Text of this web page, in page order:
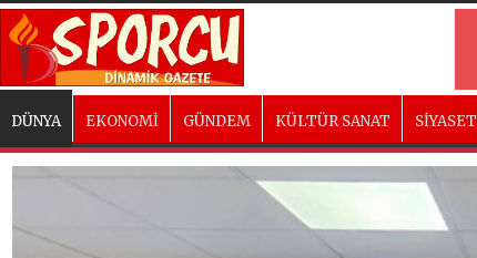
DÜNYA EKONOMİ GÜNDEM KÜLTÜR SANAT SİYASET